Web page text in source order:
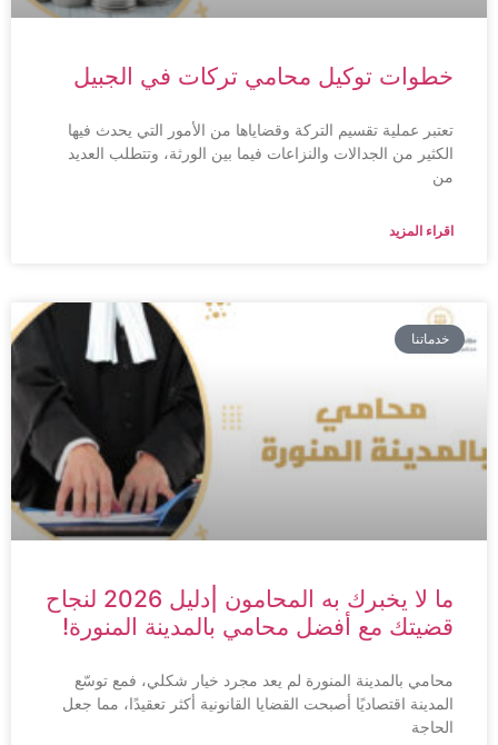
خطوات توكيل محامي تركات في الجبيل
تعتبر عملية تقسيم التركة وقضاياها من الأمور التي يحدث فيها
الكثير من الجدالات والنزاعات فيما بين الورثة، وتتطلب العديد
اقراء المزيد
خدماتنا
ما لا يخبرك به المحامون |دليل 2026 لنجاح
قضيتك مع أفضل محامي بالمدينة المنورة!
محامي بالمدينة المنورة لم يعد مجرد خيار شكلي، فمع توسّع
المدينة اقتصاديًا أصبحت القضايا القانونية أكثر تعقيدًا، مما جعل
الحاجة